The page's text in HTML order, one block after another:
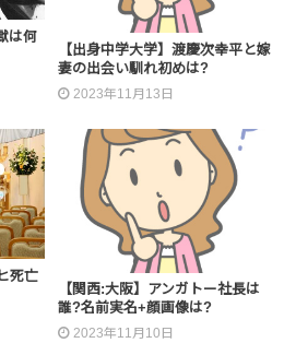
は何
【出身中学大学】渡慶次幸平と嫁
妻の出会い馴れ初めは?
2023年11月13日
死亡
【関西:大阪】アンガトー社長は
誰?名前実名+顔画像は?
2023年11月10日